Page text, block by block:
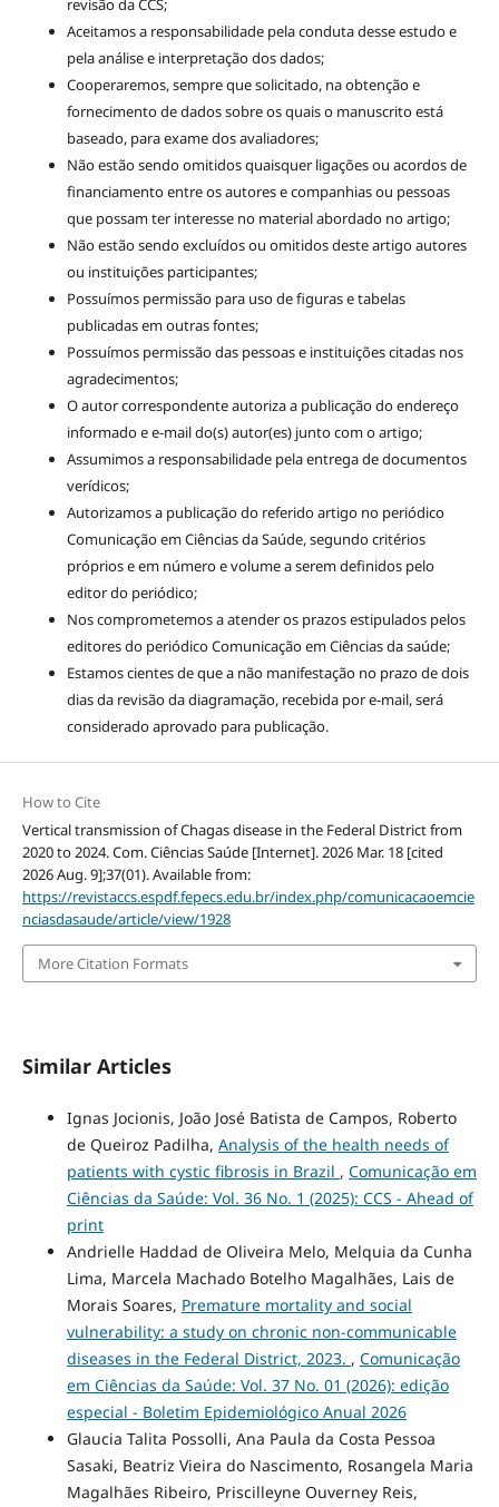
revisão da CCS;
Aceitamos a responsabilidade pela conduta desse estudo e
pela análise e interpretação dos dados;
Cooperaremos, sempre que solicitado, na obtenção e
fornecimento de dados sobre os quais o manuscrito está
baseado, para exame dos avaliadores;
Não estão sendo omitidos quaisquer ligações ou acordos de
financiamento entre os autores e companhias ou pessoas
que possam ter interesse no material abordado no artigo;
Não estão sendo excluídos ou omitidos deste artigo autores
ou instituições participantes;
Possuímos permissão para uso de figuras e tabelas
publicadas em outras fontes;
Possuímos permissão das pessoas e instituições citadas nos
agradecimentos;
O autor correspondente autoriza a publicação do endereço
informado e e-mail do(s) autor(es) junto com o artigo;
Assumimos a responsabilidade pela entrega de documentos
verídicos;
Autorizamos a publicação do referido artigo no periódico
Comunicação em Ciências da Saúde, segundo critérios
próprios e em número e volume a serem definidos pelo
editor do periódico;
Nos comprometemos a atender os prazos estipulados pelos
editores do periódico Comunicação em Ciências da saúde;
Estamos cientes de que a não manifestação no prazo de dois
dias da revisão da diagramação, recebida por e-mail, será
considerado aprovado para publicação.
How to Cite
Vertical transmission of Chagas disease in the Federal District from
2020 to 2024. Com. Ciências Saúde [Internet]. 2026 Mar. 18 [cited
2026 Aug. 9];37(01). Available from:
https://revistaccs.espdf.fepecs.edu.br/index.php/comunicacaoemcie
nciasdasaude/article/view/1928
More Citation Formats
Similar Articles
Ignas Jocionis, João José Batista de Campos, Roberto
de Queiroz Padilha, Analysis of the health needs of
patients with cystic fibrosis in Brazil , Comunicação em
Ciências da Saúde: Vol. 36 No. 1 (2025): CCS - Ahead of
print
Andrielle Haddad de Oliveira Melo, Melquia da Cunha
Lima, Marcela Machado Botelho Magalhães, Lais de
Morais Soares, Premature mortality and social
vulnerability: a study on chronic non-communicable
diseases in the Federal District, 2023. , Comunicação
em Ciências da Saúde: Vol. 37 No. 01 (2026): edição
especial - Boletim Epidemiológico Anual 2026
Glaucia Talita Possolli, Ana Paula da Costa Pessoa
Sasaki, Beatriz Vieira do Nascimento, Rosangela Maria
Magalhães Ribeiro, Priscilleyne Ouverney Reis,